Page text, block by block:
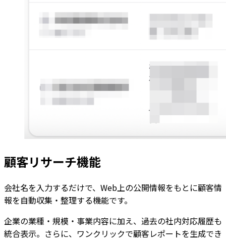
顧客リサーチ機能
会社名を入力するだけで、Web上の公開情報をもとに顧客情
報を自動収集・整理する機能です。
企業の業種・規模・事業内容に加え、過去の社内対応履歴も
統合表示。さらに、ワンクリックで顧客レポートを生成でき